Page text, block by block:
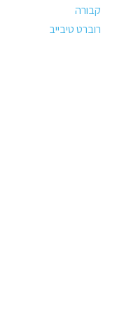
קבורה
רוברט טיבייב